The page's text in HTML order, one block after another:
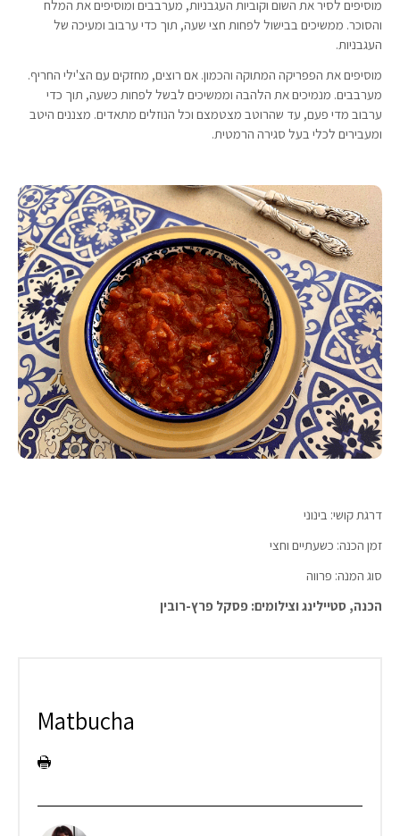
מוסיפים לסיר את השום וקוביות העגבניות, מערבבים ומוסיפים את המלח
והסוכר. ממשיכים בבישול לפחות חצי שעה, תוך כדי ערבוב ומעיכה של
העגבניות.
מוסיפים את הפפריקה המתוקה והכמון. אם רוצים, מחזקים עם הצ'ילי החריף.
מערבבים. מנמיכים את הלהבה וממשיכים לבשל לפחות כשעה, תוך כדי
ערבוב מדי פעם, עד שהרוטב מצטמצם וכל הנוזלים מתאדים. מצננים היטב
ומעבירים לכלי בעל סגירה הרמטית.
דרגת קושי: בינוני
זמן הכנה: כשעתיים וחצי
סוג המנה: פרווה
הכנה, סטיילינג וצילומים: פסקל פרץ-רובין
Matbucha